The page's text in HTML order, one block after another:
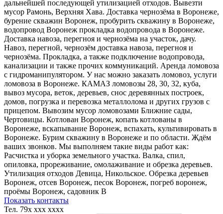
дальнейшей последующей утилизацией отходов. Вывезти
мусор Рамонь, Верхняя Хава. Доставка чернозёма в Воронеже,
бурение скважин Воронеж, пробурить скважину в Воронеже,
водопровод Воронеж прокладка водопровода в Воронеже.
Доставка навоза, перегноя и чернозёма на участок, дачу.
Навоз, перегной, чернозём доставка навоза, перегноя и
чернозёма. Прокладка, а также подключение водопровода,
канализации и также прочих коммуникаций. Аренда ломовоза
с гидроманипулятором. У нас можно заказать ломовоз, услуги
ломовоза в Воронеже. КАМАЗ ломовозы 28, 30, 32, куба,
вывоз мусора, веток, деревьев, снос деревянных построек,
домов, погрузка и перевозка металлолома и других грузов с
прицепом. Вывозим мусор ломовозами Ближние сады,
Чертовицы. Котлован Воронеж, копать котлованы в
Воронеже, вскапывание Воронеж, вспахать, культивировать в
Воронеже. Бурим скважину в Воронеже и по области. Ждём
ваших звонков. Мы выполняем такие виды работ как:
Расчистка и уборка земельного участка. Валка, спил,
опиловка, прореживание, омолаживание и обрезка деревьев.
Утилизация отходов Девица, Никольское. Обрезка деревьев
Воронеж, отсев Воронеж, песок Воронеж, погреб воронеж,
проёмы Воронеж, садовник В
Показать контакты
Тел. 79x xxx xxxx